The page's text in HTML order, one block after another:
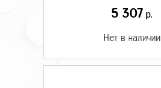
5 307 р.
Нет в наличии